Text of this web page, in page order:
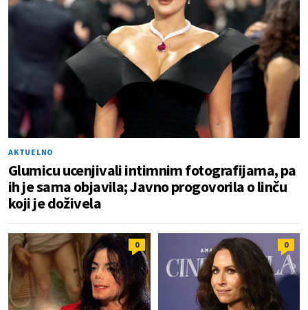
AKTUELNO
Glumicu ucenjivali intimnim fotografijama, pa
ih je sama objavila; Javno progovorila o linču
koji je doživela
0 0